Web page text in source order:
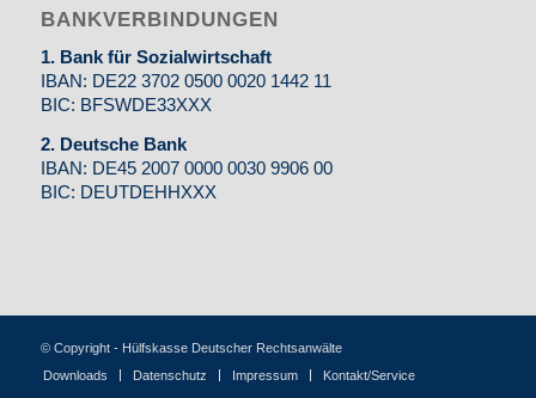
BANKVERBINDUNGEN
1. Bank für Sozialwirtschaft
IBAN: DE22 3702 0500 0020 1442 11
BIC: BFSWDE33XXX
2. Deutsche Bank
IBAN: DE45 2007 0000 0030 9906 00
BIC: DEUTDEHHXXX
© Copyright - Hülfskasse Deutscher Rechtsanwälte
Downloads
Datenschutz Impressum Kontakt/Service